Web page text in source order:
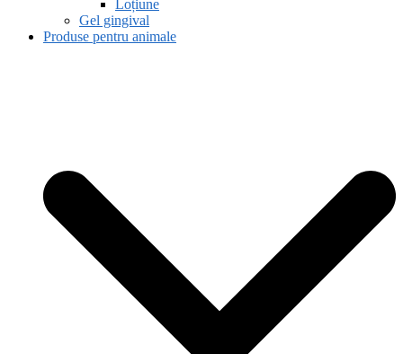
Loțiune
Gel gingival
Produse pentru animale